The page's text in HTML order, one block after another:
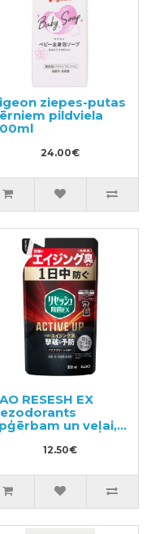
ziepes-putas
pildviela
24.00€
RESESH EX
un veļai,
300ml
12.50€